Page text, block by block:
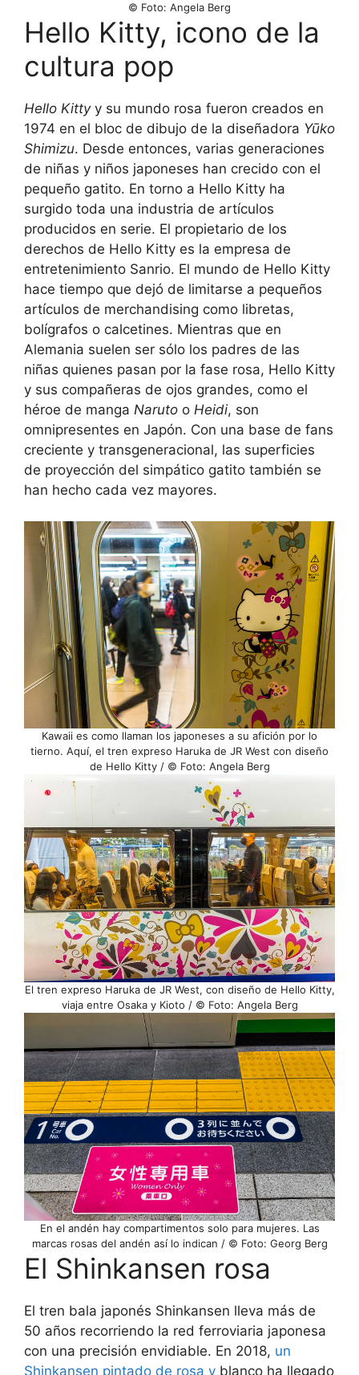
© Foto: Angela Berg
Hello Kitty, icono de la
cultura pop
Hello Kittyy su mundo rosa fueron creados en
1974 en el bloc de dibujo de la diseñadora Yūko
Shimizu. Desde entonces, varias generaciones
de niñas y niños japoneses han crecido con el
pequeño gatito. En torno a Hello Kitty ha
surgido toda una industria de artículos
producidos en serie. El propietario de los
derechos de Hello Kitty es la empresa de
entretenimiento Sanrio. El mundo de Hello Kitty
hace tiempo que dejó de limitarse a pequeños
artículos de merchandising como libretas,
bolígrafos o calcetines. Mientras que en
Alemania suelen ser sólo los padres de las
niñas quienes pasan por la fase rosa, Hello Kitty
y sus compañeras de ojos grandes, como el
héroe de manga Naruto o Heidi, son
omnipresentes en Japón. Con una base de fans
creciente y transgeneracional, las superficies
de proyección del simpático gatito también se
han hecho cada vez mayores.
Kawaii es como llaman los japoneses a su afición por lo
tierno. Aquí, el tren expreso Haruka de JR West con diseño
de Hello Kitty / © Foto: Angela Berg
El tren expreso Haruka de JR West, con diseño de Hello Kitty,
viaja entre Osaka y Kioto / © Foto: Angela Berg
En el andén hay compartimentos solo para mujeres. Las
marcas rosas del andén así lo indican / © Foto: Georg Berg
El Shinkansen rosa
El tren bala japonés Shinkansen lleva más de
50 años recorriendo la red ferroviaria japonesa
con una precisión envidiable. En 2018, un
Shinkansen pintado de rosa y blanco ha llegado